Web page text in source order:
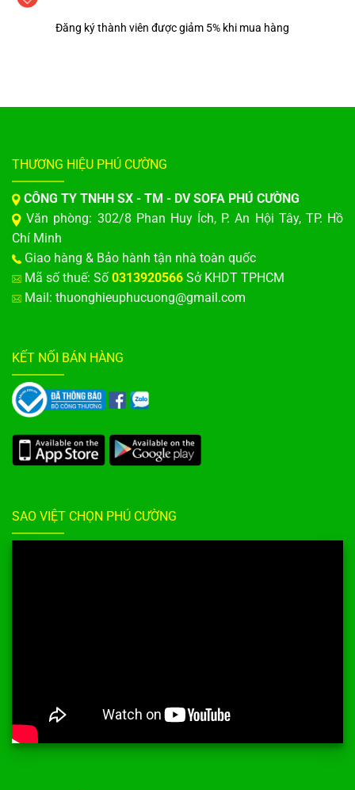
Đăng ký thành viên được giảm 5% khi mua hàng
THƯƠNG HIỆU PHÚ CƯỜNG
CÔNG TY TNHH SX - TM - DV SOFA PHÚ CƯỜNG
Văn phòng: 302/8 Phan Huy Ích, P. An Hội Tây, TP. Hồ
Chí Minh
Giao hàng & Bảo hành tận nhà toàn quốc
Mã số thuế: Số 0313920566 Sở KHDT TPHCM
Mail: thuonghieuphucuong@gmail.com
KẾT NỐI BÁN HÀNG
SAO VIỆT CHỌN PHÚ CƯỜNG